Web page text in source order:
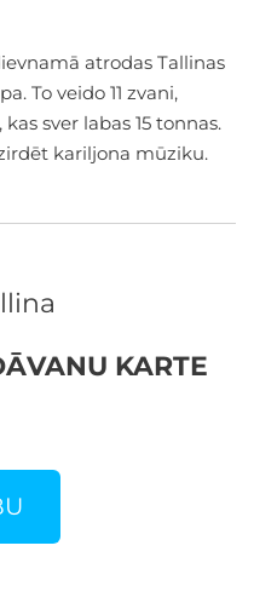
atrodas Tallinas
To veido 11 zvani,
sver labas 15 tonnas.
kariljona mūziku.
KARTE